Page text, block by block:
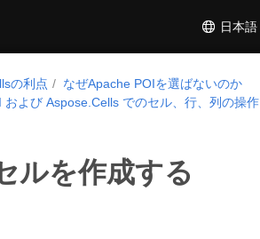
日本語
の利点
なぜApache POIを選ばないのか
および Aspose.Cells でのセル、行、列の操作
ルを作成する